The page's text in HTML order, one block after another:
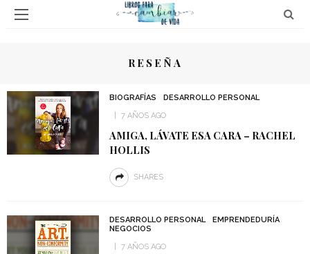
RESEÑA
BIOGRAFÍAS
DESARROLLO PERSONAL
7 AÑOS AGO
AMIGA, LÁVATE ESA CARA – RACHEL
HOLLIS
SHARES
DESARROLLO PERSONAL
EMPRENDEDURÍA
NEGOCIOS
7 AÑOS AGO